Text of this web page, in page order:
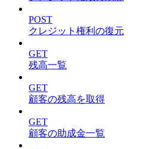
POST
クレジット権利の復元
GET
残高一覧
GET
顧客の残高を取得
GET
顧客の助成金一覧